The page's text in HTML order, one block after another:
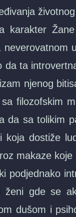
karakter
da ta
njenog
filozofskim
da sa tolikim
koja dostiže
makaze
podjednako
gde se
dušom i